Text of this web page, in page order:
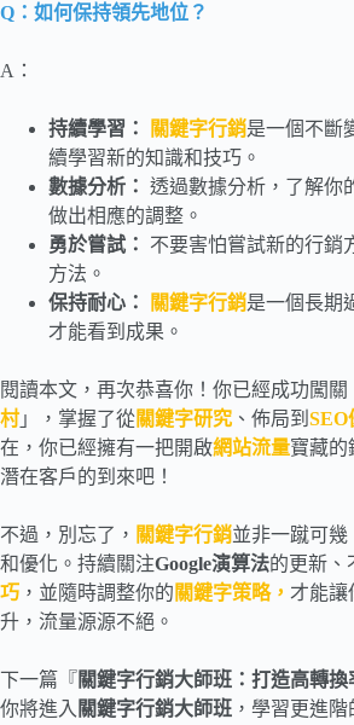
Q：如何保持領先地位？
A：
持續學習： 關鍵字行銷是一個不斷
續學習新的知識和技巧。
數據分析： 透過數據分析，了解你
做出相應的調整。
勇於嘗試：
不要害怕嘗試新的行銷
方法。
保持耐心：
關鍵字行銷是一個長期
才能看到成果。
閱讀本文，再次恭喜你！你已經成功闖關
村」，掌握了從關鍵字研究 、佈局到 SEO
在，你已經擁有一把開啟網站流量寶藏的
潛在客戶的到來吧！
不過，別忘了， 關鍵字行銷並非一蹴可
和優化。持續關注Google演算法的更新、
巧 ，並隨時調整你的 關鍵字策略， 才能讓
升，流量源源不絕。
下一篇『關鍵字行銷大師班：打造高轉
你將進入 關鍵字行銷大師班 ，學習更進階